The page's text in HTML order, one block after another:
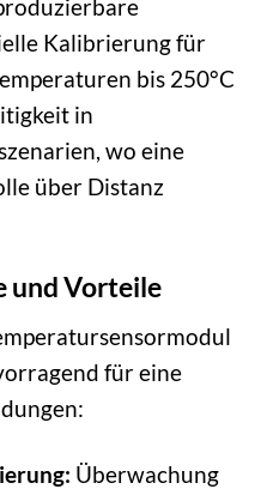
Kalibrierung für
bis 250°C
in
wo eine
über Distanz
und Vorteile
für eine
Überwachung